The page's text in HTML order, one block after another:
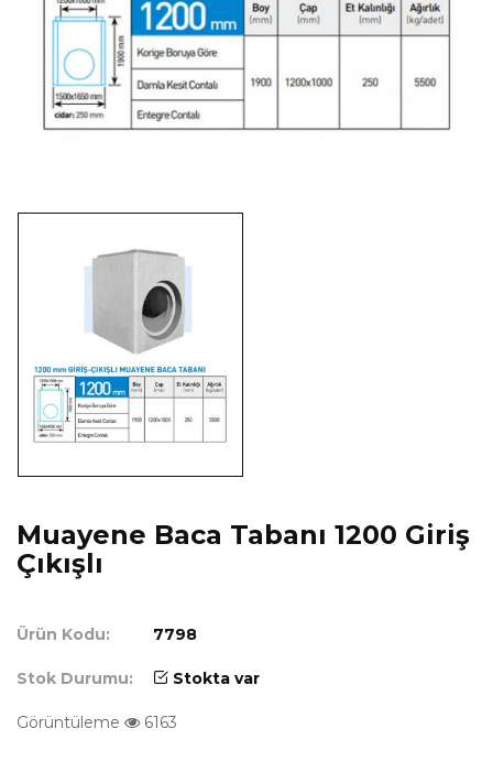
Muayene Baca Tabanı 1200 Giriş
Çıkışlı
Ürün Kodu: 7798
Stok Durumu: Stokta var
Görüntüleme 6163